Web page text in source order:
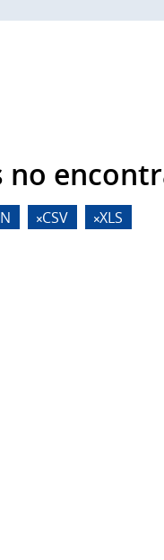
no
CSV XLS